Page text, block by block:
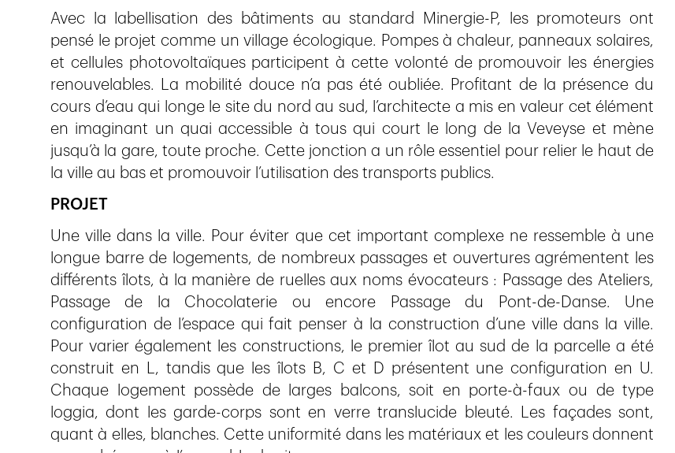
Avec la labellisation des bâtiments au standard Minergie-P, les promoteurs ont
pensé le projet comme un village écologique. Pompes à chaleur, panneaux solaires,
et cellules photovoltaïques participent à cette volonté de promouvoir les énergies
renouvelables. La mobilité douce n’a pas été oubliée. Profitant de la présence du
cours d’eau qui longe le site du nord au sud, l’architecte a mis en valeur cet élément
en imaginant un quai accessible à tous qui court le long de la Veveyse et mène
jusqu’à la gare, toute proche. Cette jonction a un rôle essentiel pour relier le haut de
la ville au bas et promouvoir l’utilisation des transports publics.
PROJET
Une ville dans la ville. Pour éviter que cet important complexe ne ressemble à une
longue barre de logements, de nombreux passages et ouvertures agrémentent les
différents îlots, à la manière de ruelles aux noms évocateurs : Passage des Ateliers,
Passage de la Chocolaterie ou encore Passage du Pont-de-Danse. Une
configuration de l’espace qui fait penser à la construction d’une ville dans la ville.
Pour varier également les constructions, le premier îlot au sud de la parcelle a été
construit en L, tandis que les îlots B, C et D présentent une configuration en U.
Chaque logement possède de larges balcons, soit en porte-à-faux ou de type
loggia, dont les garde-corps sont en verre translucide bleuté. Les façades sont,
quant à elles, blanches. Cette uniformité dans les matériaux et les couleurs donnent